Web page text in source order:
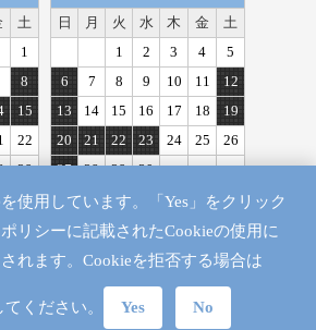
土
1
8
15
22
29
日
月 火 水 木 金
土
1
2 3 4
5
6
7 8 9 10 11
12
13
14 15 16 17 18
19
20
21 22 23 24 25
26
27
28 29 30
定休日
NISHIKAWA Co., Ltd. All rights reserved.
使用しています。「Yes」をクリック
リシーに記載されたCookieの使用に
れます。Cookieを拒否する場合は
ください。 Yes No